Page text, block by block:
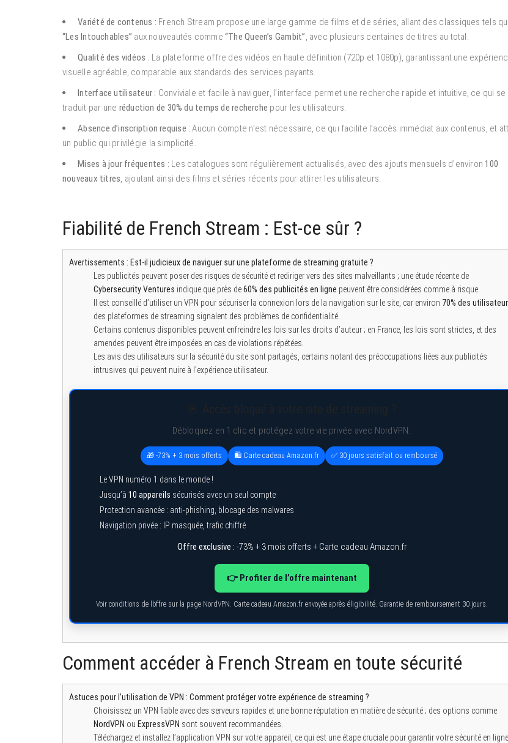
Variété de contenus : French Stream propose une large gamme de films et de séries, allant des classiques tels
“Les Intouchables” aux nouveautés comme“The Queen’s Gambit” , avec plusieurs centaines de titres au total.
Qualité des vidéos : La plateforme offre des vidéos en haute définition (720p et 1080p), garantissant une
visuelle agréable, comparable aux standards des services payants.
Interface utilisateur : Conviviale et facile à naviguer, l’interface permet une recherche rapide et intuitive, ce qui se
traduit par une réduction de 30% du temps de recherche pour les utilisateurs.
Absence d’inscription requise : Aucun compte n’est nécessaire, ce qui facilite l’accès immédiat aux contenus, et
un public qui privilégie la simplicité.
Mises à jour fréquentes : Les catalogues sont régulièrement actualisés, avec des ajouts mensuels d’environ 100
nouveaux titres , ajoutant ainsi des films et séries récents pour attirer les utilisateurs.
Fiabilité de French Stream : Est-ce sûr ?
Avertissements : Est-il judicieux de naviguer sur une plateforme de streaming gratuite ?
Les publicités peuvent poser des risques de sécurité et rediriger vers des sites malveillants ; une étude récente de
Cybersecurity Ventures indique que près de60% des publicités en ligne peuvent être considérées comme à risque.
Il est conseillé d’utiliser un VPN pour sécuriser la connexion lors de la navigation sur le site, car environ 70% des
des plateformes de streaming signalent des problèmes de confidentialité.
Certains contenus disponibles peuvent enfreindre les lois sur les droits d’auteur ; en France, les lois sont strictes, et des
amendes peuvent être imposées en cas de violations répétées.
Les avis des utilisateurs sur la sécurité du site sont partagés, certains notant des préoccupations liées aux publicités
intrusives qui peuvent nuire à l’expérience utilisateur.
Débloquez en 1 clic et protégez votre vie privée avec NordVPN.
🎁 -73% + 3 mois offerts 🛍️ Carte cadeau Amazon.fr ✅ 30 jours satisfait ou remboursé
Le VPN numéro 1 dans le monde !
Jusqu’à 10 appareils sécurisés avec un seul compte
Protection avancée : anti-phishing, blocage des malwares
Navigation privée : IP masquée, trafic chiffré
Offre exclusive : -73% + 3 mois offerts + Carte cadeau Amazon.fr
👉 Profiter de l’offre maintenant
Voir conditions de l’offre sur la page NordVPN. Carte cadeau Amazon.fr envoyée après éligibilité. Garantie de remboursement 30 jours.
Comment accéder à French Stream en toute sécurité
Astuces pour l’utilisation de VPN : Comment protéger votre expérience de streaming ?
Choisissez un VPN fiable avec des serveurs rapides et une bonne réputation en matière de sécurité ; des options comme
NordVPN ou ExpressVPN sont souvent recommandées.
Téléchargez et installez l’application VPN sur votre appareil, ce qui est une étape cruciale pour garantir votre sécurité en ligne.